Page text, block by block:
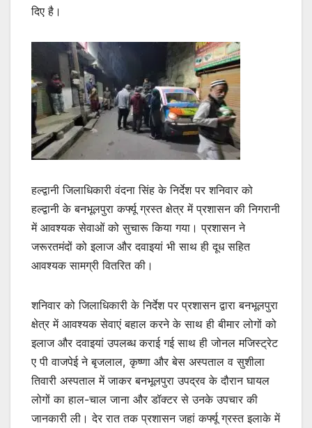
दिए है।
हल्द्वानी जिलाधिकारी वंदना सिंह के निर्देश पर शनिवार को
हल्द्वानी के बनभूलपुरा कर्फ्यू ग्रस्त क्षेत्र में प्रशासन की निगरानी
में आवश्यक सेवाओं को सुचारू किया गया। प्रशासन ने
जरूरतमंदों को इलाज और दवाइयां भी साथ ही दूध सहित
आवश्यक सामग्री वितरित की।
शनिवार को जिलाधिकारी के निर्देश पर प्रशासन द्वारा बनभूलपुरा
क्षेत्र में आवश्यक सेवाएं बहाल करने के साथ ही बीमार लोगों को
इलाज और दवाइयां उपलब्ध कराई गई साथ ही जोनल मजिस्ट्रेट
ए पी वाजपेई ने बृजलाल, कृष्णा और बेस अस्पताल व सुशीला
तिवारी अस्पताल में जाकर बनभूलपुरा उपद्रव के दौरान घायल
लोगों का हाल-चाल जाना और डॉक्टर से उनके उपचार की
जानकारी ली। देर रात तक प्रशासन जहां कर्फ्यू ग्रस्त इलाके में